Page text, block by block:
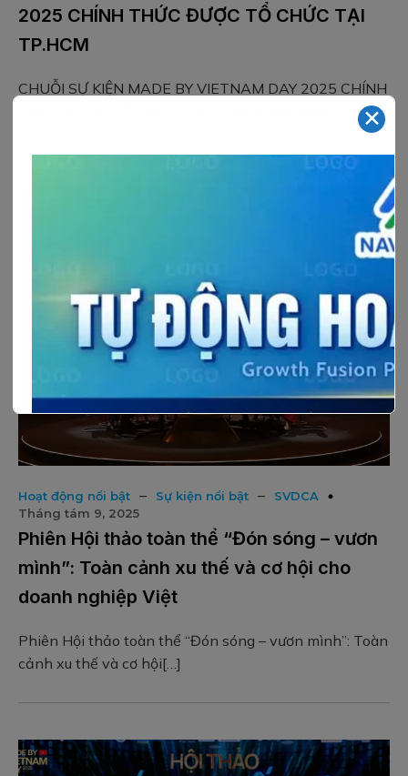
2025 CHÍNH THỨC ĐƯỢC TỔ CHỨC TẠI
TP.HCM
CHUỖI SỰ KIỆN MADE BY VIETNAM DAY 2025 CHÍNH
Hoạt động nổi bật – Sự kiện nổi bật –
SVDCA
Tháng tám 9, 2025
Phiên Hội thảo toàn thể “Đón sóng – vươn
mình”: Toàn cảnh xu thế và cơ hội cho
doanh nghiệp Việt
Phiên Hội thảo toàn thể “Đón sóng – vươn mình”: Toàn
cảnh xu thế và cơ hội[…]
✕